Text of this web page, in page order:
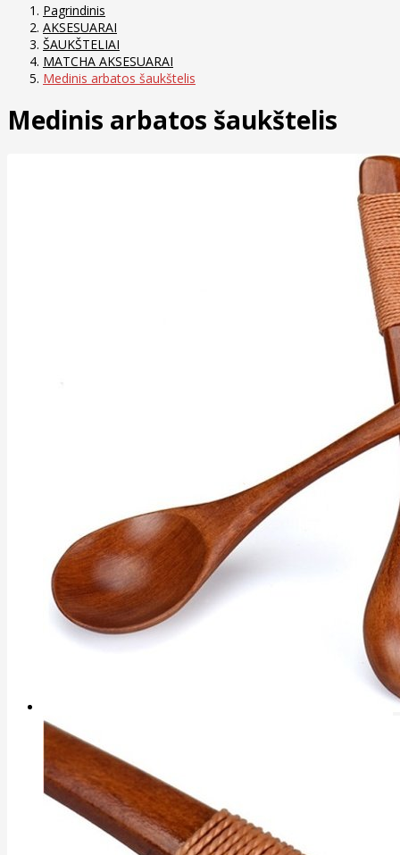
Pagrindinis
AKSESUARAI
ŠAUKŠTELIAI
MATCHA AKSESUARAI
Medinis arbatos šaukštelis
Medinis arbatos šaukštelis